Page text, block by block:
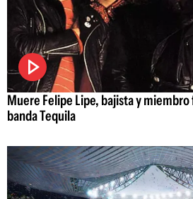
Muere Felipe Lipe, bajista y
banda Tequila